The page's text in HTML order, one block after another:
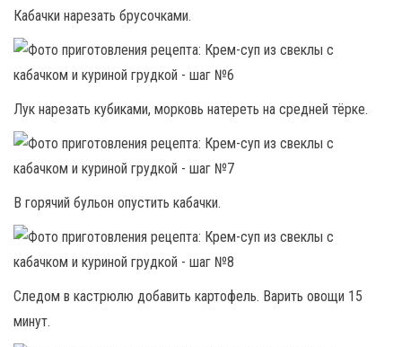
Кабачки нарезать брусочками.
Лук нарезать кубиками, морковь натереть на средней тёрке.
В горячий бульон опустить кабачки.
Следом в кастрюлю добавить картофель. Варить овощи 15
минут.